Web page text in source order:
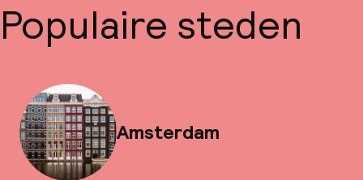
Populaire steden
Amsterdam